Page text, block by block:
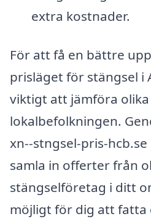
extra kostnader.
För att få en bättre
prisläget för stängsel i
viktigt att jämföra
lokalbefolkningen.
xn--stngsel-pris-
samla in offerter från
stängselföretag i ditt
möjligt för dig att fatta